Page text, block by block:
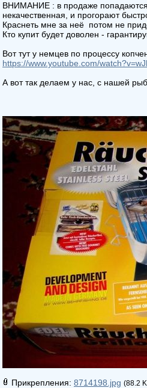
ВНИМАНИЕ : в продаже попадаются
некачественная, и прогорают
Краснеть мне за неё потом не
Кто купит будет доволен -
Вот тут у немцев по процессу
https://www.youtube.com/
А вот так делаем у нас, с нашей
Прикрепления: 8714198.jpg (88.2